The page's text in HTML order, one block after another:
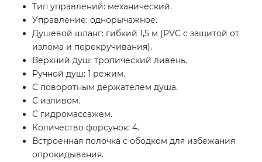
Тип управлений: механический.
Управление: однорычажное.
Душевой шланг: гибкий 1,5 м (PVC с защитой от
излома и перекручивания).
Верхний душ: тропический ливень.
Ручной душ: 1 режим.
С поворотным держателем душа.
С изливом.
С гидромассажем.
Количество форсунок: 4.
Встроенная полочка с ободком для избежания
опрокидывания.